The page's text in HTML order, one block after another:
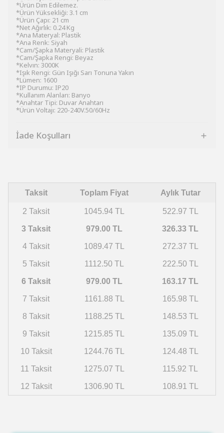
*Ürün Dim Edilemez.
*Ürün Yüksekliği: 3.1 cm
*Ürün Çapı: 21 cm
*Net Ağırlık: 0.24 Kg
*Ana Materyal: Plastik
*Ana Renk: Siyah
*Cam/Şapka Materyali: Plastik
*Cam/Şapka Rengi: Beyaz
*Kelvın: 3000K
*Işık Rengi: Gün Işığı Sarı Tonuna Yakın
*Lümen: 1600
*IP Durumu: IP20
*Kullanım Alanları: Banyo
*Anahtar Tipi: Duvar Anahtarı
*Ürün Voltajı: 220-240V.50/60Hz
İade Koşulları
Taksit Toplam Fiyat Aylık Tutar
2 Taksit 1045.94 TL 522.97 TL
3 Taksit 979.00 TL 326.33 TL
4 Taksit 1089.47 TL 272.37 TL
5 Taksit 1112.50 TL 222.50 TL
6 Taksit 979.00 TL 163.17 TL
7 Taksit 1161.88 TL 165.98 TL
8 Taksit 1188.25 TL 148.53 TL
9 Taksit 1215.85 TL 135.09 TL
10 Taksit 1244.76 TL 124.48 TL
11 Taksit 1275.07 TL 115.92 TL
12 Taksit 1306.90 TL 108.91 TL